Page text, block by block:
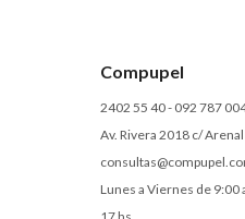
Compupel
2402 55 40 - 092 787
Av. Rivera 2018 c/
Lunes a Viernes de 9:00